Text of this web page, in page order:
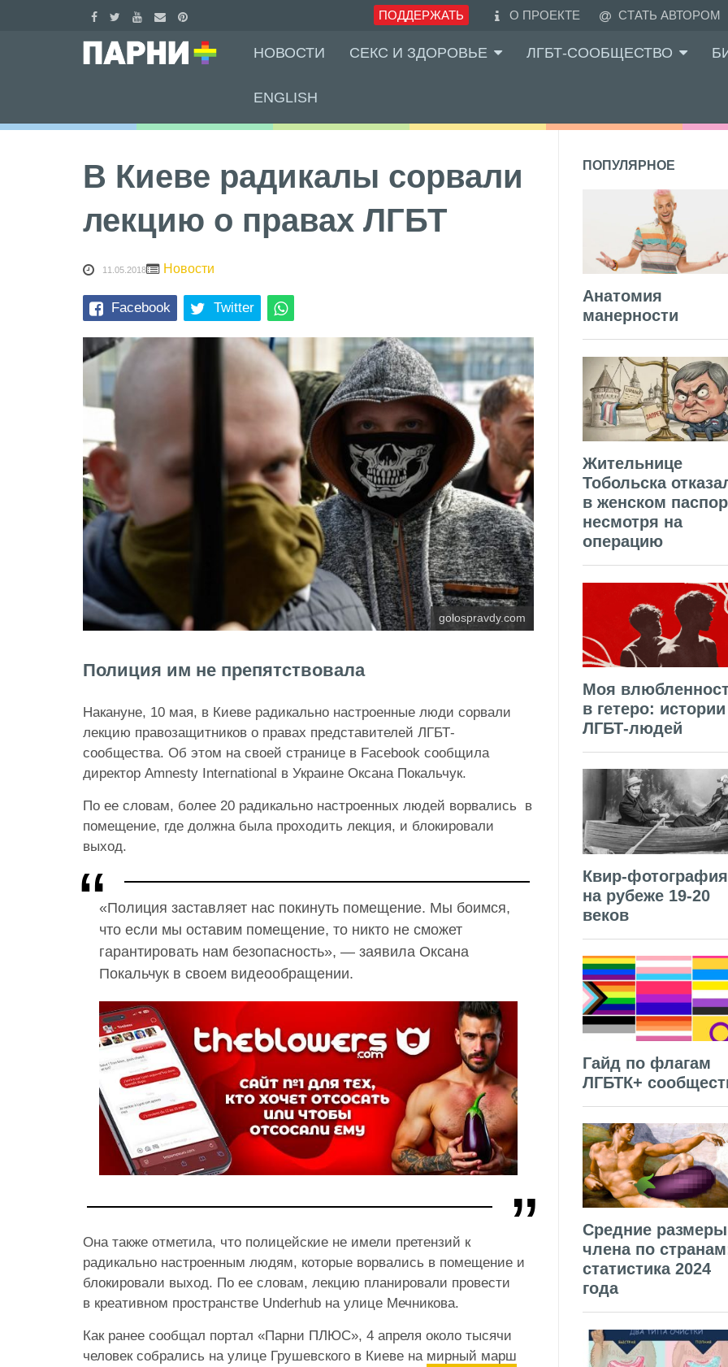
ПОДДЕРЖАТЬ О ПРОЕКТЕ СТАТЬ АВТОРОМ
НОВОСТИ СЕКС И ЗДОРОВЬЕ ЛГБТ-СООБЩЕСТВО
ENGLISH
В Киеве радикалы сорвали
лекцию о правах ЛГБТ
11.05.2018 Новости
Facebook Twitter
golospravdy.com
Полиция им не препятствовала
Накануне, 10 мая, в Киеве радикально настроенные люди сорвали
лекцию правозащитников о правах представителей ЛГБТ-
сообщества. Об этом на своей странице в Facebook сообщила
директор Amnesty International в Украине Оксана Покальчук.
По ее словам, более 20 радикально настроенных людей ворвались в
помещение, где должна была проходить лекция, и блокировали
выход.
«Полиция заставляет нас покинуть помещение. Мы боимся,
что если мы оставим помещение, то никто не сможет
гарантировать нам безопасность», — заявила Оксана
Покальчук в своем видеообращении.
Она также отметила, что полицейские не имели претензий к
радикально настроенным людям, которые ворвались в помещение и
блокировали выход. По ее словам, лекцию планировали провести
в креативном пространстве Underhub на улице Мечникова.
Как ранее сообщал портал «Парни ПЛЮС», 4 апреля около тысячи
человек собрались на улице Грушевского в Киеве на мирный марш
ПОПУЛЯРНОЕ
Анатомия
манерности
Жительнице
Тобольска
в женском
несмотря на
операцию
Моя
в гетеро: истории
ЛГБТ-людей
Квир-фотография
на рубеже 19-20
веков
Гайд по флагам
ЛГБТК+
Средние размеры
члена по
статистика 2024
года